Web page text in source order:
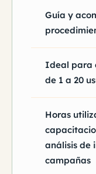
Guía y
Ideal para
de 1 a 20
Horas
análisis de
campañas